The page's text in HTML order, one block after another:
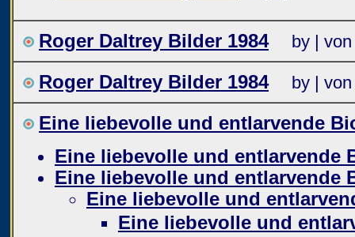
Roger Daltrey Bilder 1984 by | von
Roger Daltrey Bilder 1984 by | von
Eine liebevolle und entlarvende
Eine liebevolle und entlarvende
Eine liebevolle und entlarvende
Eine liebevolle und
Eine liebevolle und